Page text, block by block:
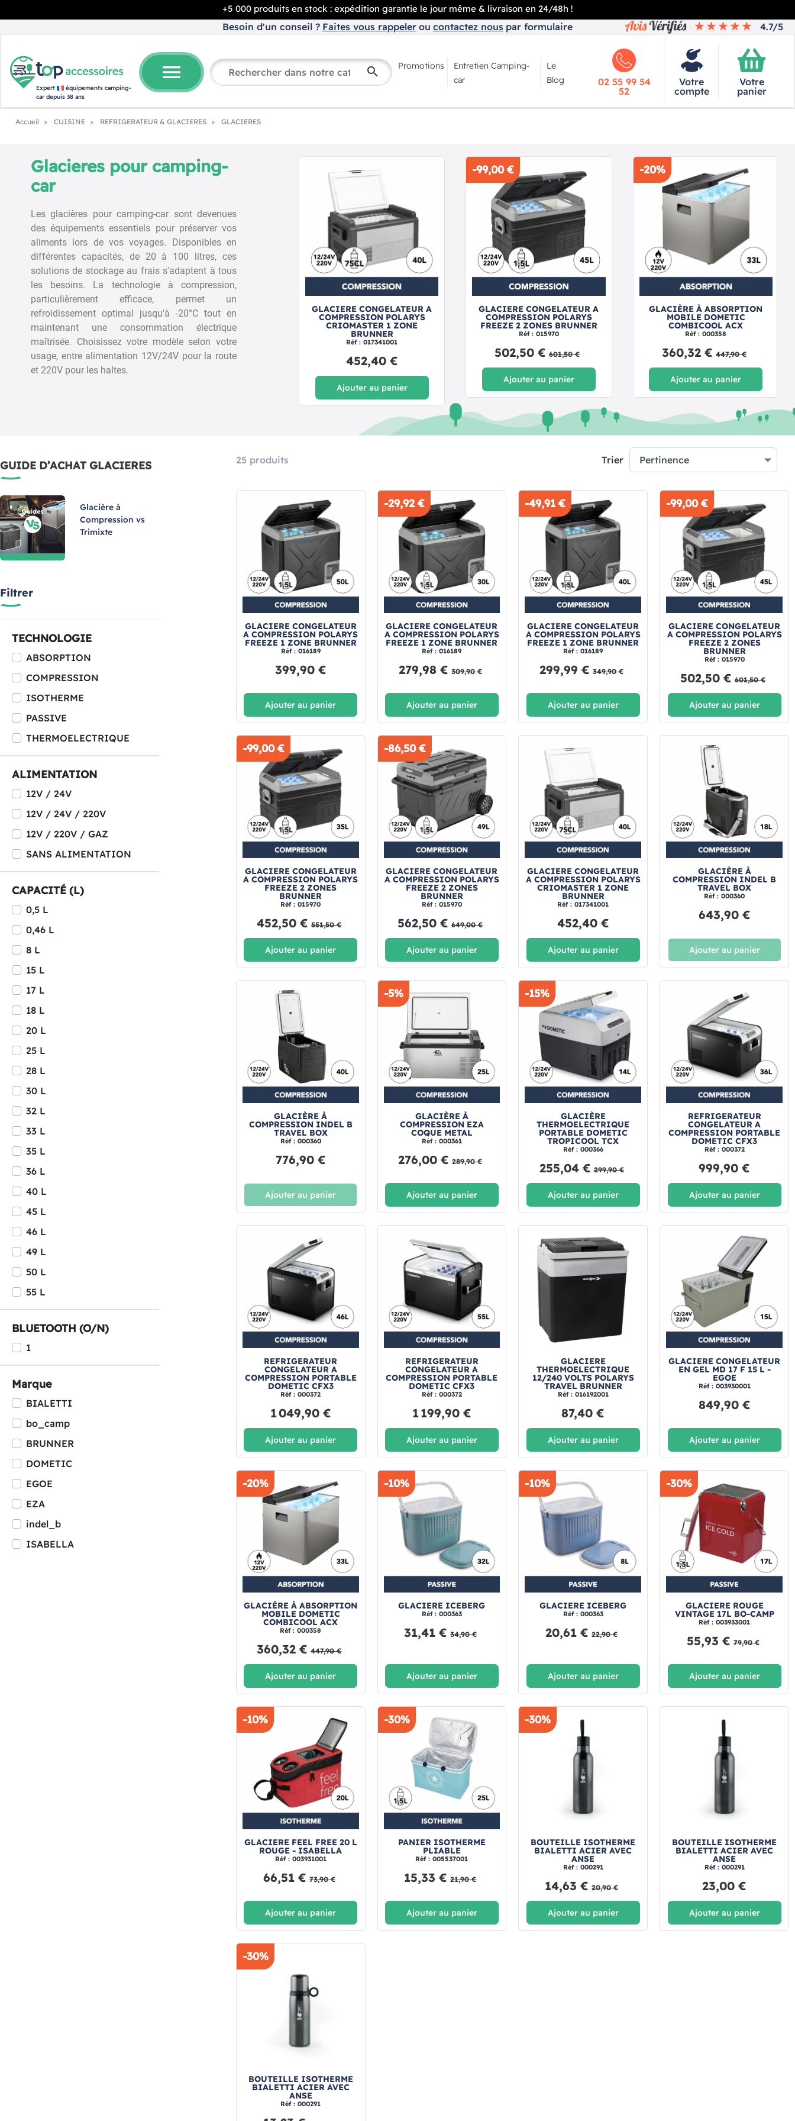
+5 000 produits en stock : expédition garantie le jour même & livraison en 24/48h !
Besoin d'un conseil ? Faites vous rappeler ou contactez nous par formulaire 4.7/5
Expert
équipements camping-
car depuis 38 ans
menu search Promotions
Entretien Camping-
car
Le
Blog
02 55 99 54
52
Votre
compte
Votre
panier
Accueil CUISINE REFRIGERATEUR & GLACIERES GLACIERES
Glacieres pour camping-
car
Les glacières pour camping-car sont devenues
des équipements essentiels pour préserver vos
aliments lors de vos voyages. Disponibles en
différentes capacités, de 20 à 100 litres, ces
solutions de stockage au frais s'adaptent à tous
les besoins. La technologie à compression,
particulièrement efficace, permet un
refroidissement optimal jusqu'à -20°C tout en
maintenant une consommation électrique
maîtrisée. Choisissez votre modèle selon votre
usage, entre alimentation 12V/24V pour la route
et 220V pour les haltes.
CONGELATEUR A
POLARYS
2 ZONES BRUNNER
€ 601,50 €
-20%
GLACIÈRE À ABSORPTION
MOBILE DOMETIC
COMBICOOL ACX
Réf : 000358
360,32 € 447,90 €
GLACIERE CONGELATEUR A
COMPRESSION POLARYS
CRIOMASTER 1 ZONE
BRUNNER
Réf : 017341001
452,40 €
Ajouter au panier
-99,00 €
GLACIERE CONGELATEUR A
COMPRESSION POLARYS
FREEZE 2 ZONES BRUNNER
Réf : 015970
502,50 € 601,50 €
Ajouter au panier
-20%
GLACIÈRE À ABSORPTION
MOBILE DOMETIC
COMBICOOL ACX
Réf : 000358
360,32 € 447,90 €
Ajouter au panier
GUIDE D’ACHAT GLACIERES
Glacière à
Compression vs
Trimixte
Filtrer
TECHNOLOGIE
ABSORPTION
COMPRESSION
ISOTHERME
PASSIVE
THERMOELECTRIQUE
ALIMENTATION
12V / 24V
12V / 24V / 220V
12V / 220V / GAZ
SANS ALIMENTATION
CAPACITÉ (L)
0,5 L
0,46 L
8 L
15 L
17 L
18 L
20 L
25 L
28 L
30 L
32 L
33 L
35 L
36 L
40 L
45 L
46 L
49 L
50 L
55 L
BLUETOOTH (O/N)
1
Marque
BIALETTI
bo_camp
BRUNNER
DOMETIC
EGOE
EZA
indel_b
ISABELLA
25 produits Trier
GLACIERE CONGELATEUR
A COMPRESSION POLARYS
FREEZE 1 ZONE BRUNNER
Réf : 016189
399,90 €
Ajouter au panier
-29,92 €
GLACIERE CONGELATEUR
A COMPRESSION POLARYS
FREEZE 1 ZONE BRUNNER
Réf : 016189
279,98 € 309,90 €
Ajouter au panier
-49,91 €
GLACIERE CONGELATEUR
A COMPRESSION POLARYS
FREEZE 1 ZONE BRUNNER
Réf : 016189
299,99 € 349,90 €
Ajouter au panier
-99,00 €
GLACIERE CONGELATEUR
A COMPRESSION POLARYS
FREEZE 2 ZONES
BRUNNER
Réf : 015970
502,50 € 601,50 €
Ajouter au panier
-99,00 €
GLACIERE CONGELATEUR
A COMPRESSION POLARYS
FREEZE 2 ZONES
BRUNNER
Réf : 015970
452,50 € 551,50 €
Ajouter au panier
-86,50 €
GLACIERE CONGELATEUR
A COMPRESSION POLARYS
FREEZE 2 ZONES
BRUNNER
Réf : 015970
562,50 € 649,00 €
Ajouter au panier
GLACIERE CONGELATEUR
A COMPRESSION POLARYS
CRIOMASTER 1 ZONE
BRUNNER
Réf : 017341001
452,40 €
Ajouter au panier
GLACIÈRE À
COMPRESSION INDEL B
TRAVEL BOX
Réf : 000360
643,90 €
Ajouter au panier
GLACIÈRE À
COMPRESSION INDEL B
TRAVEL BOX
Réf : 000360
776,90 €
Ajouter au panier
-5%
GLACIÈRE À
COMPRESSION EZA
COQUE METAL
Réf : 000361
276,00 € 289,90 €
Ajouter au panier
-15%
GLACIÈRE
THERMOELECTRIQUE
PORTABLE DOMETIC
TROPICOOL TCX
Réf : 000366
255,04 € 299,90 €
Ajouter au panier
REFRIGERATEUR
CONGELATEUR A
COMPRESSION PORTABLE
DOMETIC CFX3
Réf : 000372
999,90 €
Ajouter au panier
REFRIGERATEUR
CONGELATEUR A
COMPRESSION PORTABLE
DOMETIC CFX3
Réf : 000372
1 049,90 €
Ajouter au panier
REFRIGERATEUR
CONGELATEUR A
COMPRESSION PORTABLE
DOMETIC CFX3
Réf : 000372
1 199,90 €
Ajouter au panier
GLACIERE
THERMOELECTRIQUE
12/240 VOLTS POLARYS
TRAVEL BRUNNER
Réf : 016192001
87,40 €
Ajouter au panier
GLACIERE CONGELATEUR
EN GEL MD 17 F 15 L -
EGOE
Réf : 003930001
849,90 €
Ajouter au panier
-20%
GLACIÈRE À ABSORPTION
MOBILE DOMETIC
COMBICOOL ACX
Réf : 000358
360,32 € 447,90 €
Ajouter au panier
-10%
GLACIERE ICEBERG
Réf : 000363
31,41 € 34,90 €
Ajouter au panier
-10%
GLACIERE ICEBERG
Réf : 000363
20,61 € 22,90 €
Ajouter au panier
-30%
GLACIERE ROUGE
VINTAGE 17L BO-CAMP
Réf : 003933001
55,93 € 79,90 €
Ajouter au panier
-10%
GLACIERE FEEL FREE 20 L
ROUGE - ISABELLA
Réf : 003931001
66,51 € 73,90 €
Ajouter au panier
-30%
PANIER ISOTHERME
PLIABLE
Réf : 005537001
15,33 € 21,90 €
Ajouter au panier
-30%
BOUTEILLE ISOTHERME
BIALETTI ACIER AVEC
ANSE
Réf : 000291
14,63 € 20,90 €
Ajouter au panier
BOUTEILLE ISOTHERME
BIALETTI ACIER AVEC
ANSE
Réf : 000291
23,00 €
Ajouter au panier
-30%
BOUTEILLE ISOTHERME
BIALETTI ACIER AVEC
ANSE
Réf : 000291